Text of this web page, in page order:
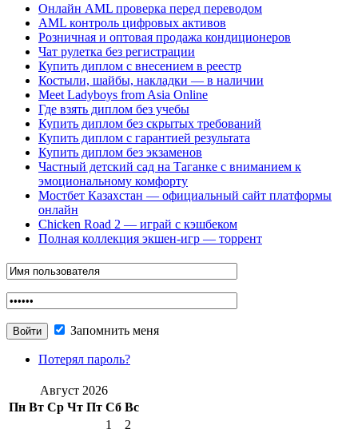
Онлайн AML проверка перед переводом
AML контроль цифровых активов
Розничная и оптовая продажа кондиционеров
Чат рулетка без регистрации
Купить диплом с внесением в реестр
Костыли, шайбы, накладки — в наличии
Meet Ladyboys from Asia Online
Где взять диплом без учебы
Купить диплом без скрытых требований
Купить диплом с гарантией результата
Купить диплом без экзаменов
Частный детский сад на Таганке с вниманием к
эмоциональному комфорту
Мостбет Казахстан — официальный сайт платформы
онлайн
Chicken Road 2 — играй с кэшбеком
Полная коллекция экшен-игр — торрент
Запомнить меня
Потерял пароль?
Август 2026
Пн Вт Ср Чт Пт Сб Вс
1
2